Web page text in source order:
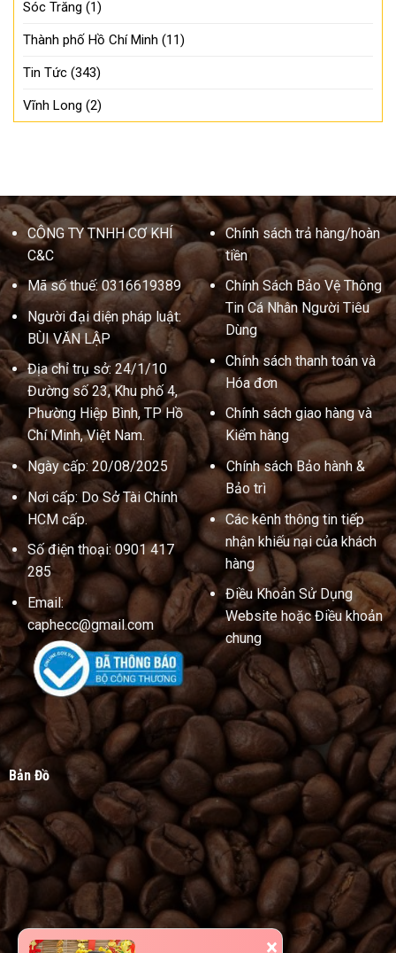
Sóc Trăng (1)
Thành phố Hồ Chí Minh (11)
Tin Tức (343)
Vĩnh Long (2)
CÔNG TY TNHH CƠ KHÍ
C&C
Mã số thuế: 0316619389
Người đại diện pháp luật:
BÙI VĂN LẬP
Địa chỉ trụ sở: 24/1/10
Đường số 23, Khu phố 4,
Phường Hiệp Bình, TP Hồ
Chí Minh, Việt Nam.
Ngày cấp: 20/08/2025
Nơi cấp: Do Sở Tài Chính
HCM cấp.
Số điện thoại: 0901 417
285
Email:
caphecc@gmail.com
Chính sách trả hàng/hoàn
tiền
Chính Sách Bảo Vệ Thông
Tin Cá Nhân Người Tiêu
Dùng
Chính sách thanh toán và
Hóa đơn
Chính sách giao hàng và
Kiểm hàng
Chính sách Bảo hành &
Bảo trì
Các kênh thông tin tiếp
nhận khiếu nại của khách
hàng
Điều Khoản Sử Dụng
Website hoặc Điều khoản
chung
Bản Đồ
×